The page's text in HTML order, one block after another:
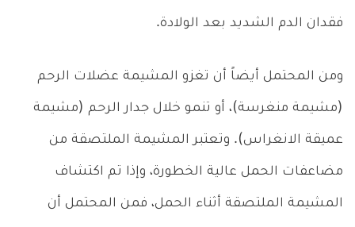
فقدان الدم الشديد بعد الولادة.
ومن المحتمل أيضاً أن تغزو المشيمة عضلات الرحم
(مشيمة منغرسة)، أو تنمو خلال جدار الرحم (مشيمة
عميقة الانغراس). وتعتبر المشيمة الملتصقة من
مضاعفات الحمل عالية الخطورة، وإذا تم اكتشاف
المشيمة الملتصقة أثناء الحمل، فمن المحتمل أن